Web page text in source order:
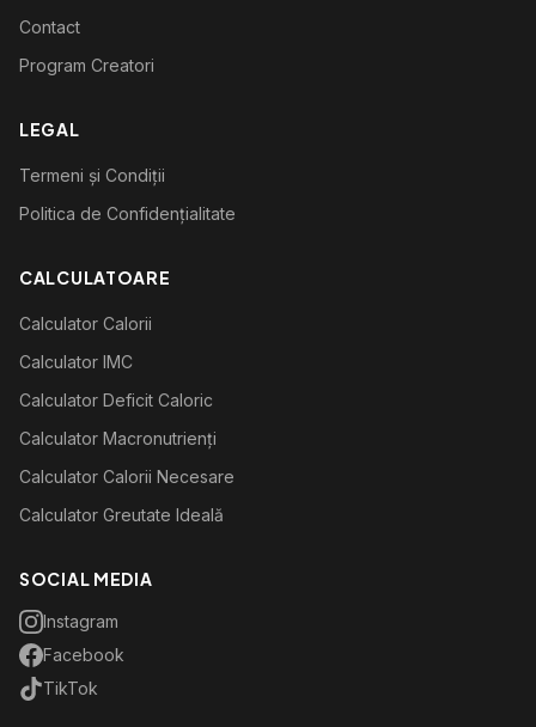
Contact
Program Creatori
LEGAL
Termeni și Condiții
Politica de Confidențialitate
CALCULATOARE
Calculator Calorii
Calculator IMC
Calculator Deficit Caloric
Calculator Macronutrienți
Calculator Calorii Necesare
Calculator Greutate Ideală
SOCIAL MEDIA
Instagram
Facebook
TikTok